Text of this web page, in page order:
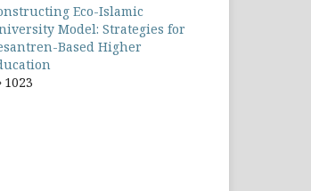
Eco-Islamic
Model: Strategies for
Based Higher
1023